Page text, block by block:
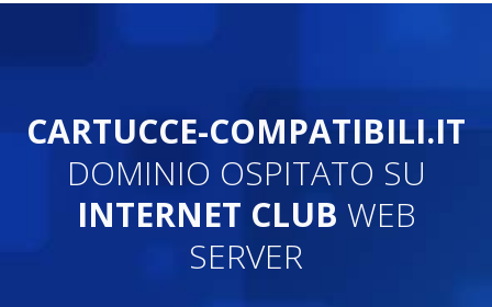
CARTUCCE-COMPATIBILI.IT
DOMINIO OSPITATO SU
INTERNET CLUB WEB
SERVER